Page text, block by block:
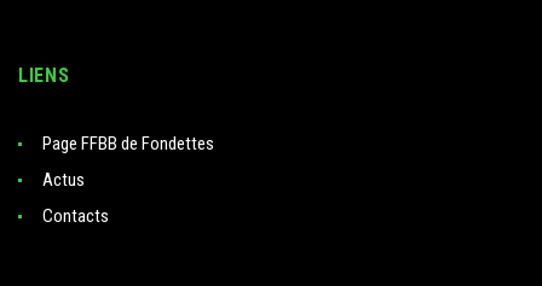
LIENS
Page FFBB de Fondettes
Actus
Contacts